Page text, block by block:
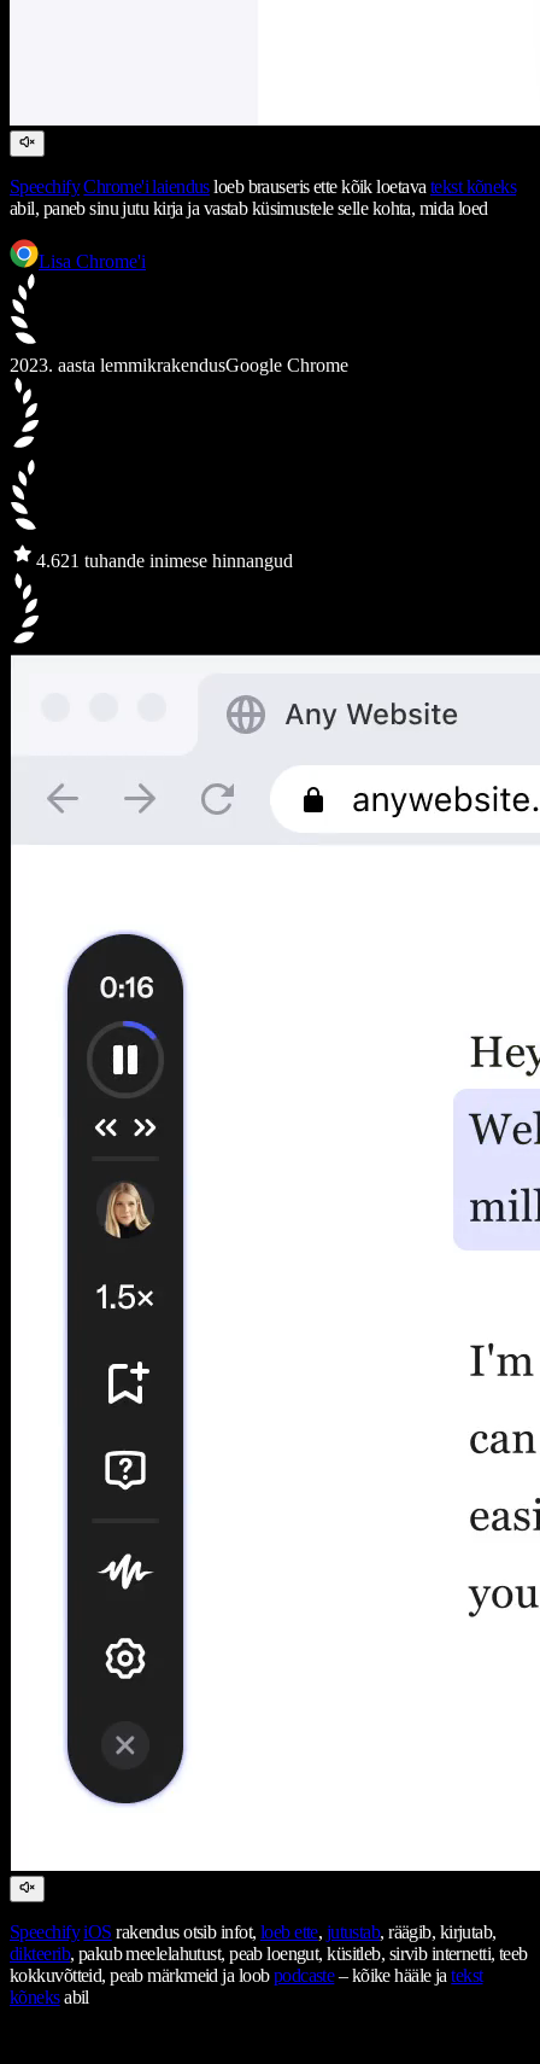
Speechify Chrome'i laiendusloeb brauseris ette kõik loetava tekst kõneks
abil, paneb sinu jutu kirja ja vastab küsimustele selle kohta, mida loed
Lisa Chrome'i
2023. aasta lemmikrakendusGoogle Chrome
4.621 tuhande inimese hinnangud
Speechify iOS rakendus otsib infot, loeb ette, jutustab, räägib, kirjutab,
dikteerib, pakub meelelahutust, peab loengut, küsitleb, sirvib internetti, teeb
kokkuvõtteid, peab märkmeid ja loobpodcaste– kõike hääle jatekst
kõneksabil